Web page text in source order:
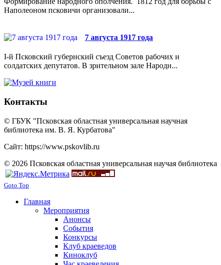
Наполеоном псковичи организовали...
7 августа 1917 года
I-й Псковский губернский съезд Советов рабочих и
солдатских депутатов. В зрительном зале Народн...
Контакты
© ГБУК "Псковская областная универсальная научная
библиотека им. В. Я. Курбатова"
Сайт: https://www.pskovlib.ru
© 2026 Псковская областная универсальная научая библиотека
Goto Top
Главная
Мероприятия
Анонсы
События
Конкурсы
Клуб краеведов
Киноклуб